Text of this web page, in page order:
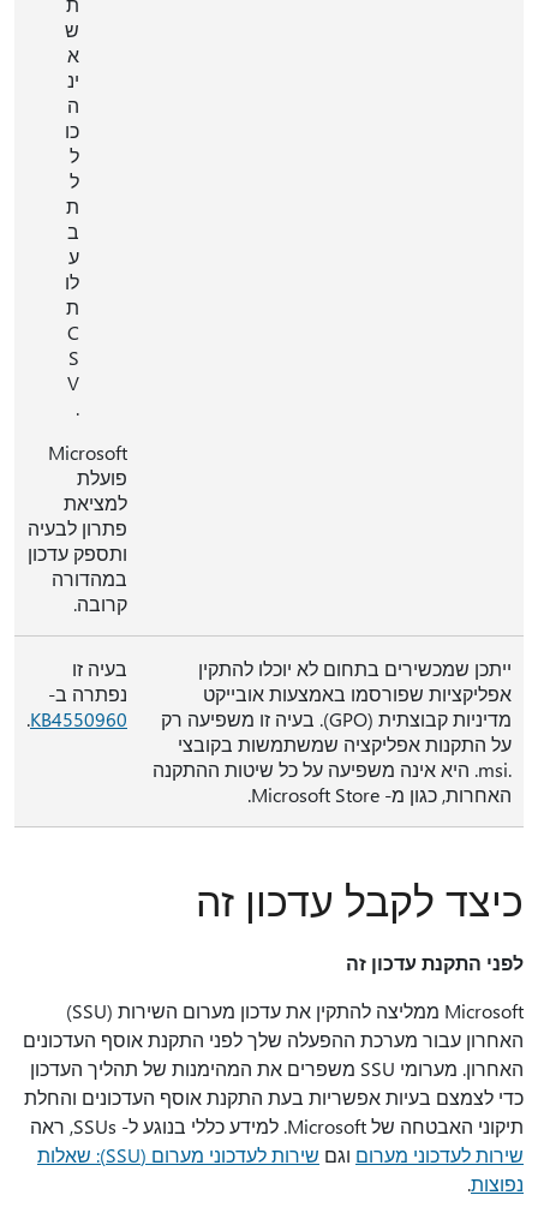
ש
א
ינ
ה
כו
ל
ל
ת
ב
ע
לו
ת
C
S
V
.
Microsoft
פועלת
למציאת
פתרון לבעיה
ותספק עדכון
במהדורה
קרובה.‬‏‫
ייתכן שמכשירים בתחום לא יוכלו להתקין
אפליקציות שפורסמו באמצעות אובייקט
מדיניות קבוצתית (GPO). בעיה זו משפיעה רק
על התקנות אפליקציה שמשתמשות בקובצי
.msi. היא אינה משפיעה על כל שיטות ההתקנה
האחרות, כגון מ- Microsoft Store.
בעיה זו
נפתרה ב-
KB4550960
.
כיצד לקבל עדכון זה
לפני התקנת עדכון זה
Microsoft ממליצה להתקין את עדכון מערום השירות (SSU)
האחרון עבור מערכת ההפעלה שלך לפני התקנת אוסף העדכונים
האחרון. מערומי SSU משפרים את המהימנות של תהליך העדכון
כדי לצמצם בעיות אפשריות בעת התקנת אוסף העדכונים והחלת
תיקוני האבטחה של Microsoft. למידע כללי בנוגע ל- SSUs, ראה
שירות לעדכוני מערום וגם
שירות לעדכוני מערום (SSU): שאלות
נפוצות.